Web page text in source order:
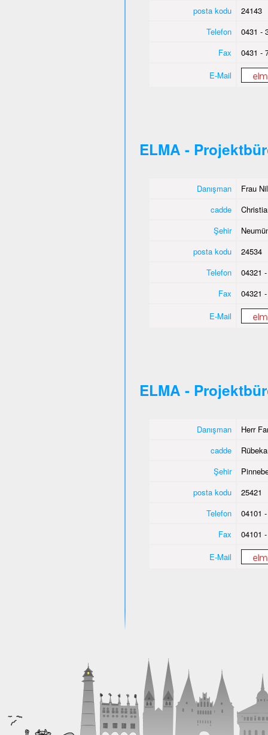
posta kodu
24143
Telefon
0431 -
Fax
0431 -
E-Mail
ELMA -
Danışman
Frau
cadde
Şehir
posta kodu
24534
Telefon
04321
Fax
04321
E-Mail
ELMA -
Danışman
Herr
cadde
Şehir
posta kodu
25421
Telefon
04101
Fax
04101
E-Mail